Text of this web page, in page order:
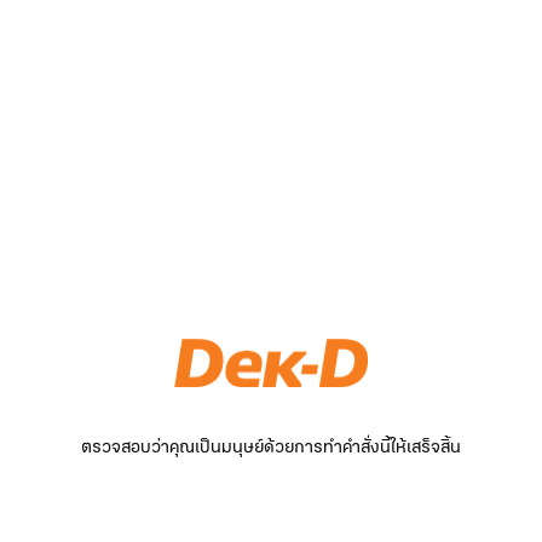
ตรวจสอบว่าคุณเป็นมนุษย์ด้วยการทำคำสั่งนี้ให้เสร็จสิ้น